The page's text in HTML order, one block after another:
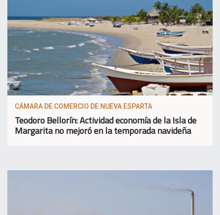
CÁMARA DE COMERCIO DE NUEVA ESPARTA
Teodoro Bellorín: Actividad economía de la Isla de
Margarita no mejoró en la temporada navideña